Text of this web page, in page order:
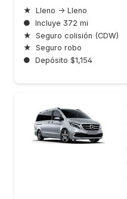
★ Lleno → Lleno
● Incluye 372 mi
★ Seguro colisión (CDW)
★ Seguro robo
● Depósito $1,154